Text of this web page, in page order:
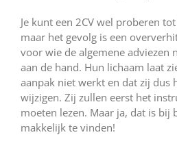
Je kunt een 2CV wel proberen
maar het gevolg is een
voor wie de algemene adviezen
aan de hand. Hun lichaam laat
aanpak niet werkt en dat zij dus
wijzigen. Zij zullen eerst het
moeten lezen. Maar ja, dat is bij
makkelijk te vinden!